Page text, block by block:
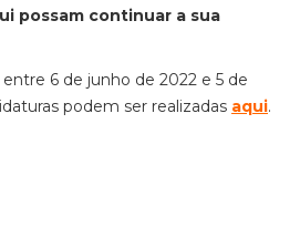
possam continuar a sua
6 de junho de 2022 e 5 de
podem ser realizadas aqui.